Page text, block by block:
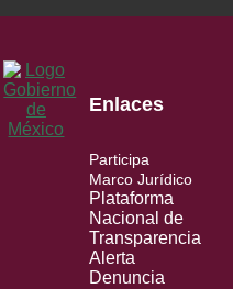
Enlaces
Participa
Marco Jurídico
Plataforma
Nacional de
Transparencia
Alerta
Denuncia